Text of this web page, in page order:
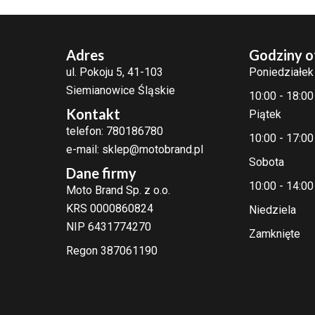
Adres
ul. Pokoju 5, 41-103
Siemianowice Śląskie
Kontakt
telefon: 780186780
e-mail: sklep@motobrand.pl
Dane firmy
Moto Brand Sp. z o.o.
KRS 0000860824
NIP 6431774270
Regon 387061190
Godziny
10:00 - 18:00
Piątek
10:00 - 17:00
Sobota
10:00 - 14:00
Niedziela
Zamknięte